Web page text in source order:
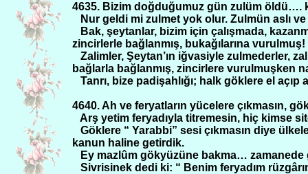
4635. Bizim doğduğumuz gün zulüm öldü….
Nur geldi mi zulmet yok olur. Zulmün aslı
Bak, şeytanlar, bizim için çalışmada,
zincirlerle bağlanmış, bukağılarına vurulmuş!
Zalimler, Şeytan’ın iğvasiyle zulmederler,
bağlarla bağlanmış, zincirlere vurulmuşken
Tanrı, bize padişahlığı; halk göklere el açıp
4640. Ah ve feryatların yücelere çıkmasın,
Arş yetim feryadıyla titremesin, hiç kimse
Göklere “ Yarabbi” sesi çıkmasın diye
kanun haline getirdik.
Ey mazlûm gökyüzüne bakma…
Sivrisinek dedi ki: “ Benim feryadım